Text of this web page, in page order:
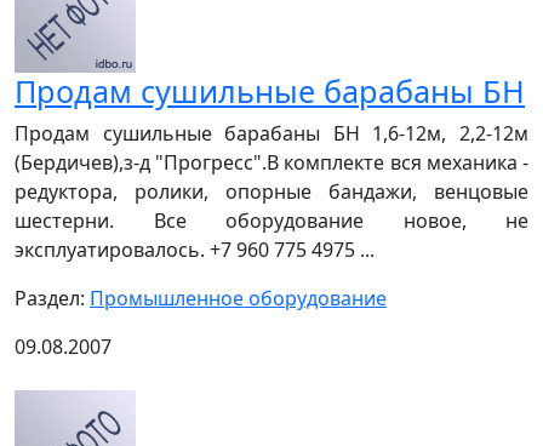
Продам сушильные барабаны БН
Продам сушильные барабаны БН 1,6-12м, 2,2-12м
(Бердичев),з-д "Прогресс".В комплекте вся механика -
редуктора, ролики, опорные бандажи, венцовые
шестерни. Все оборудование новое, не
эксплуатировалось. +7 960 775 4975 ...
Раздел: Промышленное оборудование
09.08.2007